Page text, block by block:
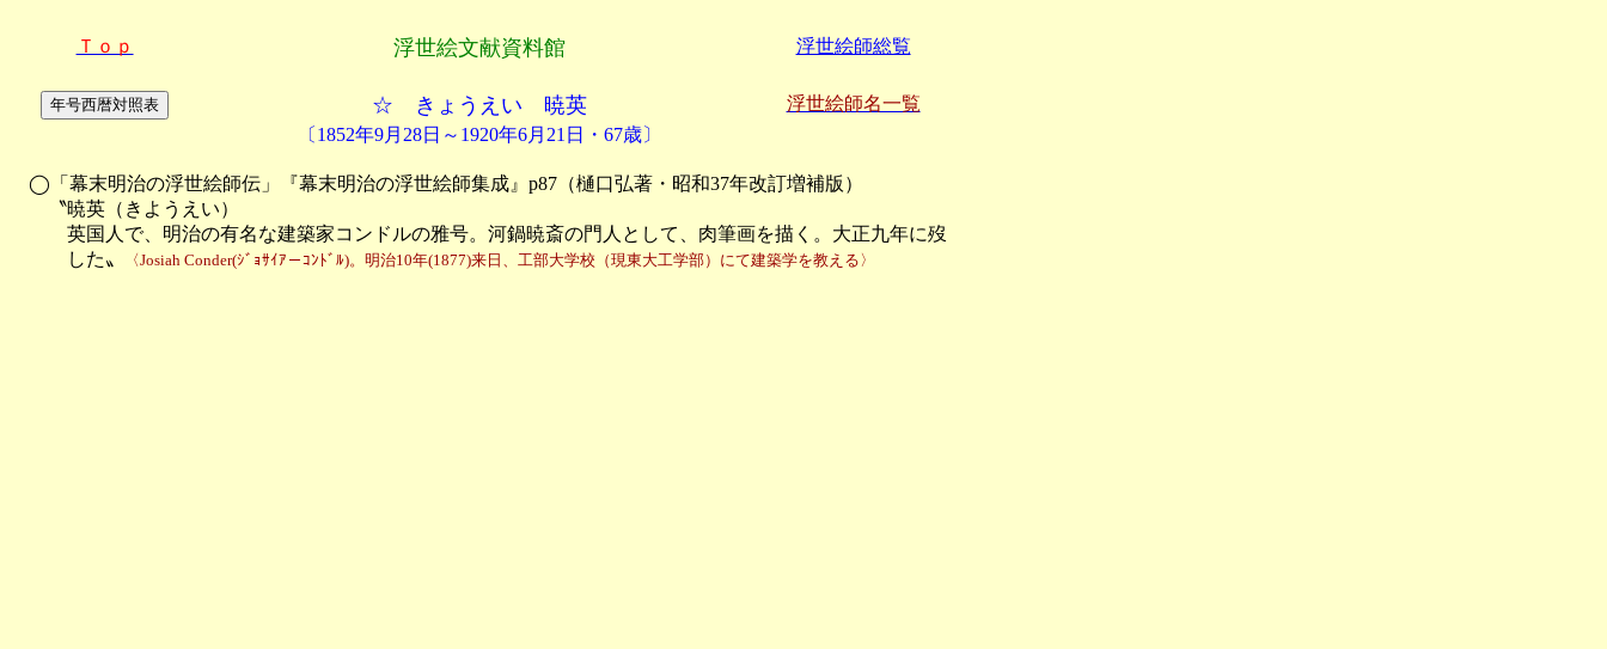
Ｔｏｐ 浮世絵文献資料館 浮世絵師総覧
☆ きょうえい 暁英
浮世絵師名一覧
〔1852年9月28日～1920年6月21日・67歳〕
◯「幕末明治の浮世絵師伝」『幕末明治の浮世絵師集成』p87（樋口弘著・昭和37年改訂増補版）
〝暁英（きようえい）
英国人で、明治の有名な建築家コンドルの雅号。河鍋暁斎の門人として、肉筆画を描く。大正九年に歿
した〟
〈Josiah Conder(ｼﾞｮｻｲｱ－ｺﾝﾄﾞﾙ)。明治10年(1877)来日、工部大学校（現東大工学部）にて建築学を教える〉